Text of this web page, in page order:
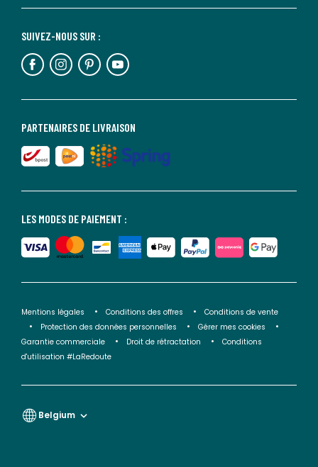
LES MODES DE PAIEMENT :
PARTENAIRES DE LIVRAISON
SUIVEZ-NOUS SUR :
Mentions légales Conditions des offres
Conditions de vente
Protection des données personnelles
Gérer mes cookies
Garantie commerciale
Droit de rétractation
Conditions
d'utilisation #LaRedoute
Belgium